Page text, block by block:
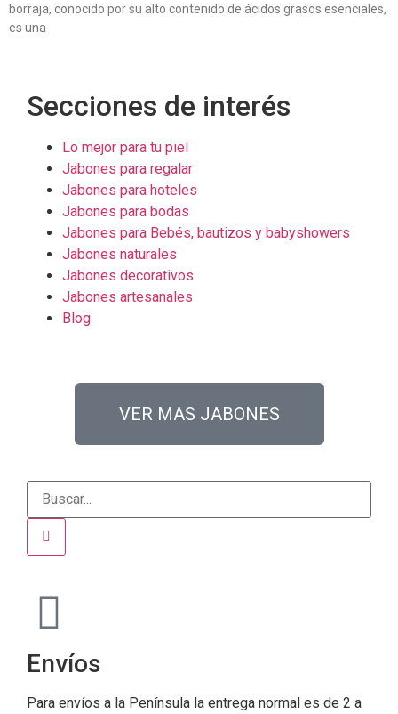
borraja, conocido por su alto contenido de ácidos grasos esenciales,
es una
Secciones de interés
Lo mejor para tu piel
Jabones para regalar
Jabones para hoteles
Jabones para bodas
Jabones para Bebés, bautizos y babyshowers
Jabones naturales
Jabones decorativos
Jabones artesanales
Blog
VER MAS JABONES
Envíos
Para envíos a la Península la entrega normal es de 2 a